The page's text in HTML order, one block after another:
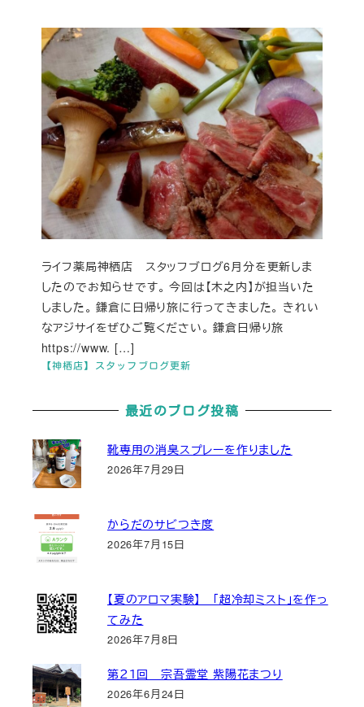
【神栖店】スタッフブログ更新
ライフ薬局神栖店 スタッフブログ6月分を更新しま
したのでお知らせです。 今回は【木之内】が担当いた
しました。 鎌倉に日帰り旅に行ってきました。 きれい
なアジサイをぜひご覧ください。 鎌倉日帰り旅
https://www. […]
最近のブログ投稿
靴専用の消臭スプレーを作りました
2026年7月29日
からだのサビつき度
2026年7月15日
【夏のアロマ実験】 「超冷却ミスト」を作っ
てみた
2026年7月8日
第２１回 宗吾霊堂 紫陽花まつり
2026年6月24日